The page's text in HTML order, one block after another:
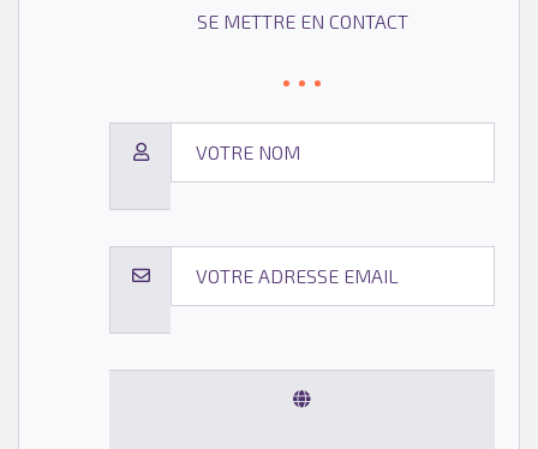
SE METTRE EN CONTACT